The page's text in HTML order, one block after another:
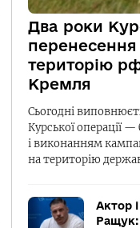
Два роки
перенесення
територію
Кремля
Сьогодні
Курської операції
і виконанням
на територію
Актор
Ращук: